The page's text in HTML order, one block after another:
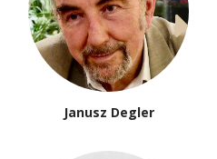
Janusz Degler